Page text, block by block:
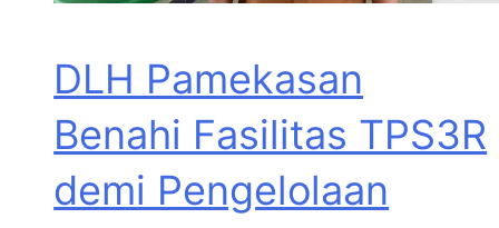
DLH Pamekasan
Benahi Fasilitas TPS3R
demi Pengelolaan